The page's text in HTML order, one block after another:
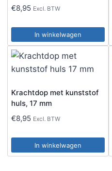
€8,95 Excl. BTW
In winkelwagen
Krachtdop met kunststof
huls, 17 mm
€8,95 Excl. BTW
In winkelwagen